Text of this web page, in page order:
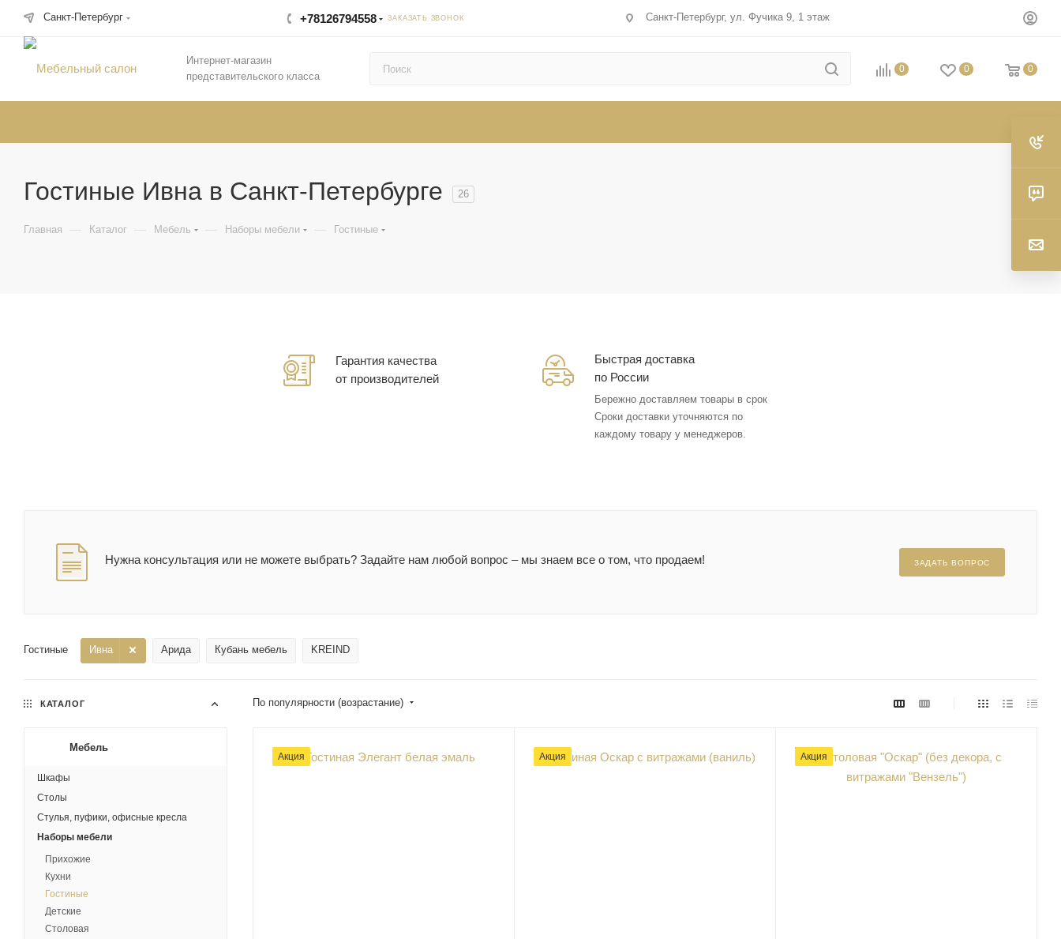
Санкт-Петербург +78126794558 ЗАКАЗАТЬ ЗВОНОК Санкт-Петербург, ул. Фучика 9, 1 этаж
Интернет-магазин
представительского класса
0 0 0
Гостиные Ивна в Санкт-Петербурге 26
Главная — Каталог — Мебель — Наборы мебели — Гостиные
Гарантия качества
от производителей
Быстрая доставка
по России
Бережно доставляем товары в срок
Сроки доставки уточняются по
каждому товару у менеджеров.
Нужна консультация или не можете выбрать? Задайте нам любой вопрос – мы знаем все о том, что продаем! ЗАДАТЬ ВОПРОС
Гостиные Арида Кубань мебель
Ивна KREIND
По популярности (возрастание)
Акция Акция Акция
КАТАЛОГ
Мебель
Шкафы
Столы
Стулья, пуфики, офисные кресла
Наборы мебели
Прихожие
Кухни
Гостиные
Детские
Столовая